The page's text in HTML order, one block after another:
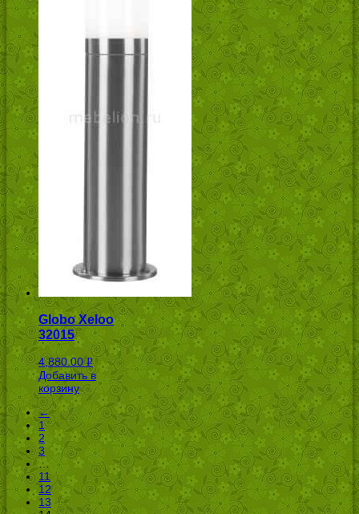
Globo Xeloo
32015
4,880.00Р
УБ.
Добавить в
корзину
←
1
2
3
…
11
12
13